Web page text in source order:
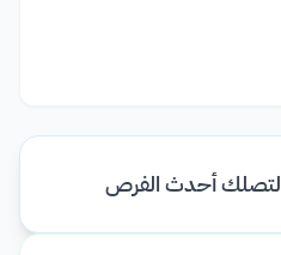
لتصلك أحدث الفرص